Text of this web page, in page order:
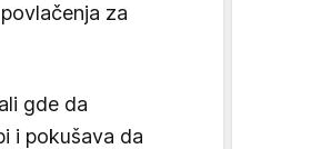
za
gde da
i pokušava da